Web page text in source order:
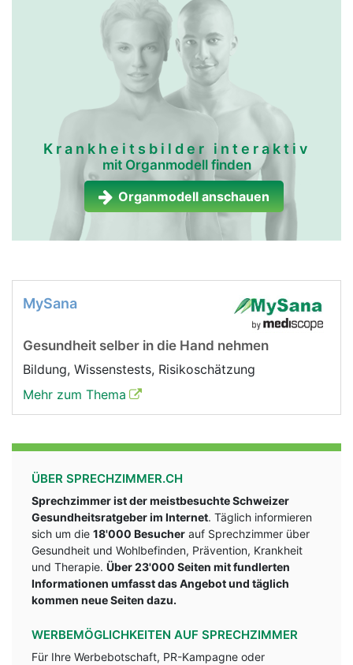
Krankheitsbilder interaktiv
mit Organmodell finden
Organmodell anschauen
MySana
Gesundheit selber in die Hand nehmen
Bildung, Wissenstests, Risikoschätzung
Mehr zum Thema
ÜBER SPRECHZIMMER.CH
Sprechzimmer ist der meistbesuchte Schweizer
Gesundheitsratgeber im Internet. Täglich informieren
sich um die 18'000 Besucher auf Sprechzimmer über
Gesundheit und Wohlbefinden, Prävention, Krankheit
und Therapie. Über 23'000 Seiten mit fundlerten
Informationen umfasst das Angebot und täglich
kommen neue Seiten dazu.
WERBEMÖGLICHKEITEN AUF SPRECHZIMMER
Für Ihre Werbebotschaft, PR-Kampagne oder